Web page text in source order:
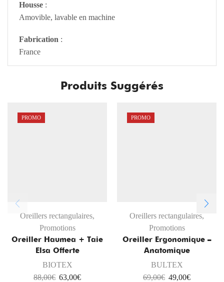
Housse :
Amovible, lavable en machine
Fabrication :
France
Produits Suggérés
PROMO
Oreillers rectangulaires,
Promotions
Oreiller Haumea + Taie
Elsa Offerte
BIOTEX
88,00€ 63,00€
PROMO
Oreillers rectangulaires,
Promotions
Oreiller Ergonomique –
Anatomique
BULTEX
69,00€ 49,00€